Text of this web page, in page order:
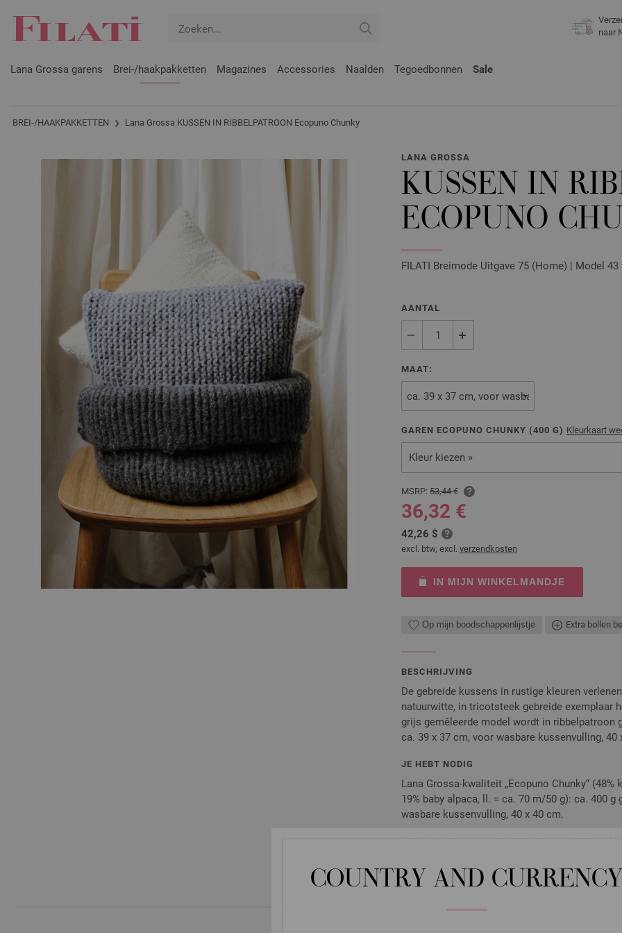
COUNTRY AND CURRENCY
naar
Lana Grossa garens Brei-/haakpakketten Magazines Accessories Naalden Tegoedbonnen Sale
BREI-/HAAKPAKKETTEN Lana Grossa KUSSEN IN RIBBELPATROON Ecopuno Chunky
LANA GROSSA
KUSSEN IN
ECOPUNO
FILATI Breimode Uitgave 75 (Home) | Model 43
AANTAL
MAAT:
GAREN ECOPUNO CHUNKY (400 G) Kleurkaart
Kleur kiezen »
MSRP: 53,44 €
36,32 €
42,26 $
excl. btw, excl. verzendkosten
IN MIJN WINKELMANDJE
Op mijn boodschappenlijstje Extra bollen
BESCHRIJVING
De gebreide kussens in rustige kleuren
natuurwitte, in tricotsteek gebreide exemplaar
grijs gemêleerde model wordt in ribbelpatroon
ca. 39 x 37 cm, voor wasbare kussenvulling, 40
JE HEBT NODIG
Lana Grossa-kwaliteit „Ecopuno Chunky“
19% baby alpaca, ll. = ca. 70 m/50 g): ca. 400
wasbare kussenvulling, 40 x 40 cm.
Naalden, knopen en accessoires zijn niet inbegrepen
Je ontvangt het breipatroon gratis per e-mail met je
exemplaar ontvangen.